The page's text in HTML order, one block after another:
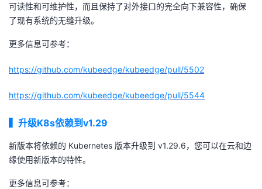
可读性和可维护性，而且保持了对外接口的完全向下兼容性，确保
了现有系统的无缝升级。
更多信息可参考：
https://github.com/kubeedge/kubeedge/pull/5502
https://github.com/kubeedge/kubeedge/pull/5544
升级K8s依赖到v1.29
新版本将依赖的 Kubernetes 版本升级到 v1.29.6，您可以在云和边
缘使用新版本的特性。
更多信息可参考：